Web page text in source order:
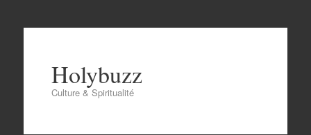
Holybuzz
Culture & Spiritualité